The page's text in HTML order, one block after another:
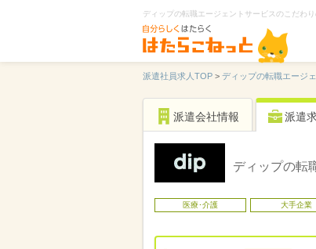
ディップの転職エージェントサービスのこだわ
派遣社員求人TOP > ディップの転職エージ
派遣会社情報 派遣
ディップの転
医療･介護
大手企業